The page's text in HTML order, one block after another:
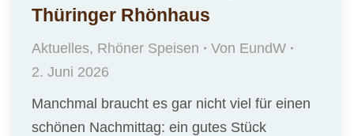
Thüringer Rhönhaus
Aktuelles, Rhöner Speisen Von EundW
2. Juni 2026
Manchmal braucht es gar nicht viel für einen
schönen Nachmittag: ein gutes Stück